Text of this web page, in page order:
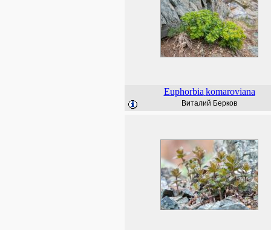
Euphorbia komaroviana
Виталий Берков